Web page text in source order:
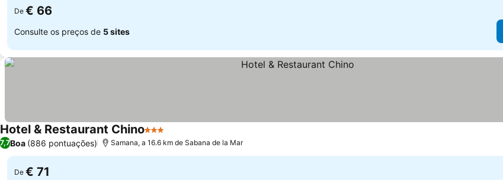
De € 66
Consulte os preços de 5 sites
Hotel & Restaurant Chino3 Estrelas
7,7Boa (886 pontuações) Samana, a 16.6 km de Sabana de la Mar
De € 71